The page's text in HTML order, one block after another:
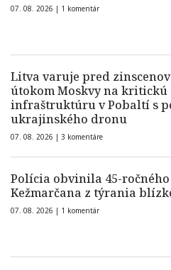
07. 08. 2026 | 1 komentár
Litva varuje pred
útokom Moskvy na kritickú
infraštruktúru v Pobaltí s
ukrajinského dronu
07. 08. 2026 | 3 komentáre
Polícia obvinila 45-ročného
Kežmarčana z týrania
07. 08. 2026 | 1 komentár